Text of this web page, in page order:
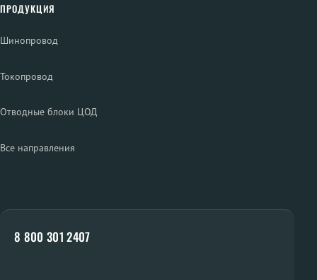
ПРОДУКЦИЯ
Шинопровод
Токопровод
Отводные блоки ЦОД
Все направления
8 800 301 2407